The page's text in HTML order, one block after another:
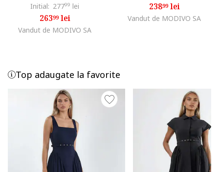
Initial: 27799 lei
26399lei
Vandut de MODIVO SA
23899lei
Vandut de MODIVO SA
Top adaugate la favorite